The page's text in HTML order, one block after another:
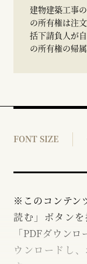
建物建築工事
の所有権は注
括下請負人が
の所有権の帰属
FONT SIZE
※このコンテン
読む」ボタンを
「PDFダウン
ウンロードし